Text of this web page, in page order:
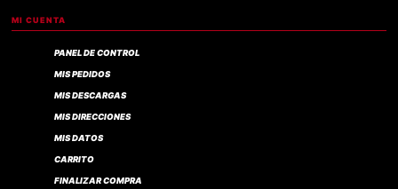
MI CUENTA
PANEL DE CONTROL
MIS PEDIDOS
MIS DESCARGAS
MIS DIRECCIONES
MIS DATOS
CARRITO
FINALIZAR COMPRA